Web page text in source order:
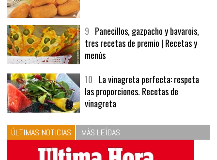
9 Panecillos, gazpacho y bavarois,
tres recetas de premio | Recetas y
menús
10 La vinagreta perfecta: respeta
las proporciones. Recetas de
vinagreta
ÚLTIMAS NOTICIAS MÁS LEÍDAS